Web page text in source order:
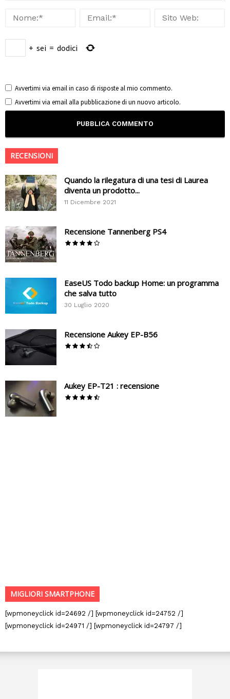
+ sei = dodici
Avvertimi via email in caso di risposte al mio commento.
Avvertimi via email alla pubblicazione di un nuovo articolo.
RECENSIONI
Quando la rilegatura di una tesi di Laurea
diventa un prodotto...
11 Dicembre 2021
Recensione Tannenberg PS4
EaseUS Todo backup Home: un programma
che salva tutto
30 Luglio 2020
Recensione Aukey EP-B56
Aukey EP-T21 : recensione
MIGLIORI SMARTPHONE
[wpmoneyclick id=24692 /] [wpmoneyclick id=24752 /]
[wpmoneyclick id=24971 /] [wpmoneyclick id=24797 /]